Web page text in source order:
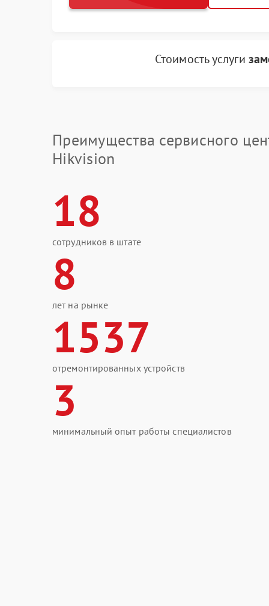
Стоимость услуги
Преимущества сервисного
Hikvision
18
сотрудников в штате
8
лет на рынке
1537
отремонтированных устройств
3
минимальный опыт работы специалистов